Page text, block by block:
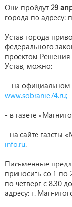
Они пройдут 29
города по адресу:
Устав города
федерального
проектом
Устав, можно:
- на официальном
www.sobranie74.ru;
- в газете
- на сайте газеты
info.ru.
Письменные
приносить со 1 по
по четверг с 8.30
адресу: г.